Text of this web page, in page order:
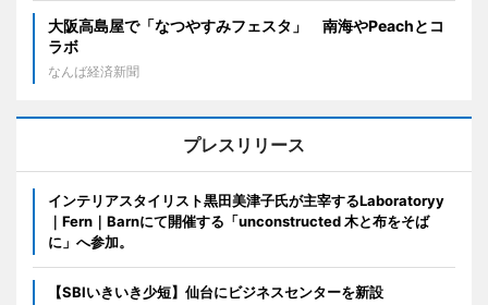
大阪高島屋で「なつやすみフェスタ」 南海やPeachとコ
ラボ
なんば経済新聞
プレスリリース
インテリアスタイリスト黒田美津子氏が主宰するLaboratoryy
｜Fern｜Barnにて開催する「unconstructed 木と布をそば
に」へ参加。
【SBIいきいき少短】仙台にビジネスセンターを新設